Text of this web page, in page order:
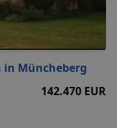
Müncheberg
142.470 EUR